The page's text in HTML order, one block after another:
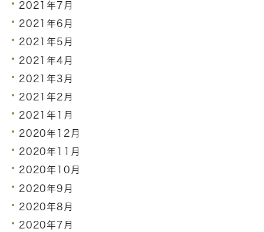
2021年7月
2021年6月
2021年5月
2021年4月
2021年3月
2021年2月
2021年1月
2020年12月
2020年11月
2020年10月
2020年9月
2020年8月
2020年7月